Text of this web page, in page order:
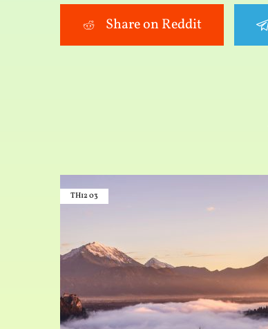
Share on Reddit
TH1203